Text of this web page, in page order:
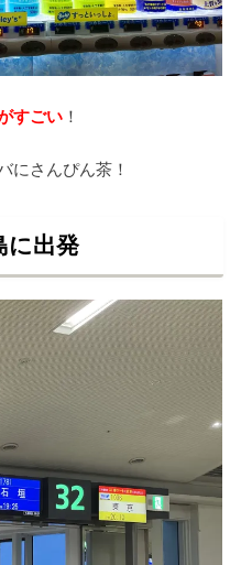
すごい ！
にさんぴん茶！
に出発